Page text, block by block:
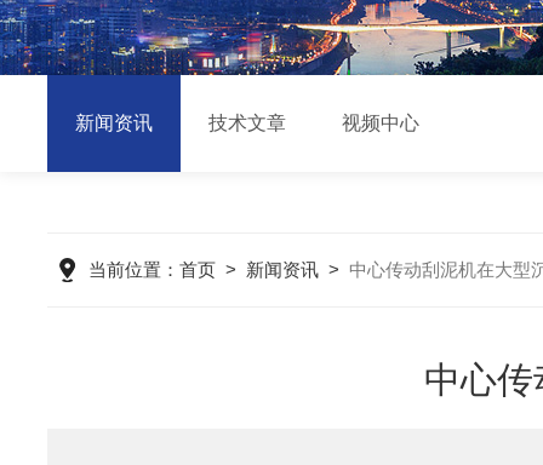
新闻资讯 技术文章 视频中心
当前位置： 首页 > 新闻资讯 > 中心传动刮泥机在大型
中心